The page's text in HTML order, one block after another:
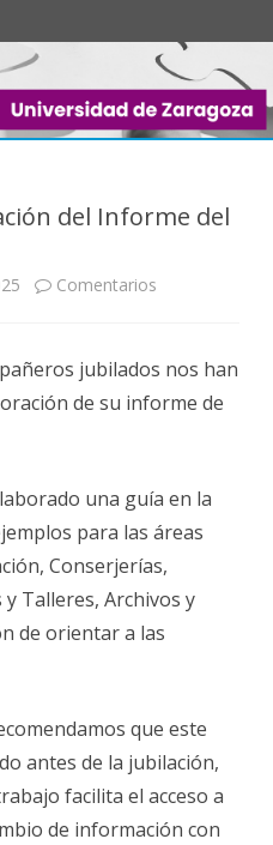
Saltar
del Informe del
Comentarios
jubilados nos han
de su informe de
una guía en la
para las áreas
Conserjerías,
Talleres, Archivos y
de orientar a las
que este
antes de la jubilación,
facilita el acceso a
de información con